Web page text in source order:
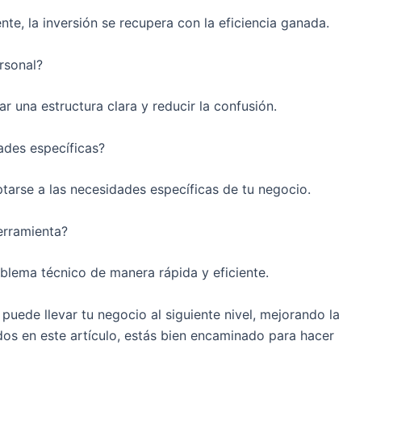
la inversión se recupera con la eficiencia ganada.
una estructura clara y reducir la confusión.
específicas?
a las necesidades específicas de tu negocio.
técnico de manera rápida y eficiente.
llevar tu negocio al siguiente nivel, mejorando la
en este artículo, estás bien encaminado para hacer